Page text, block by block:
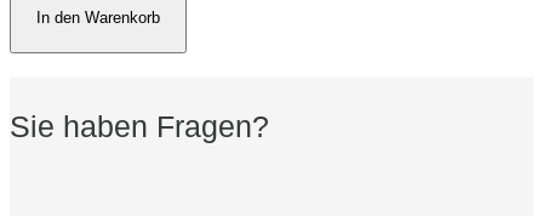
Pfeife
In den Warenkorb
Sie haben Fragen?